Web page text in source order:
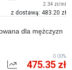
2.34 zł/ml
z dostawą: 483.20 zł
dla mężczyzn
475.35 zł
0.00%